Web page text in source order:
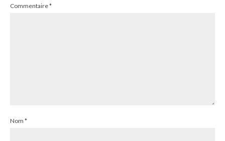
Commentaire*
Nom *